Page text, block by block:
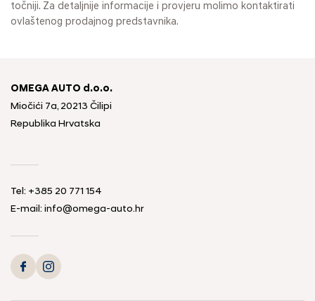
točniji. Za detaljnije informacije i provjeru molimo kontaktirati
ovlaštenog prodajnog predstavnika.
OMEGA AUTO d.o.o.
Miočići 7a, 20213 Čilipi
Republika Hrvatska
Tel: +385 20 771 154
E-mail: info@omega-auto.hr